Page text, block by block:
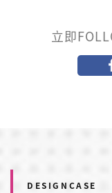
立即
DESIGNCASE